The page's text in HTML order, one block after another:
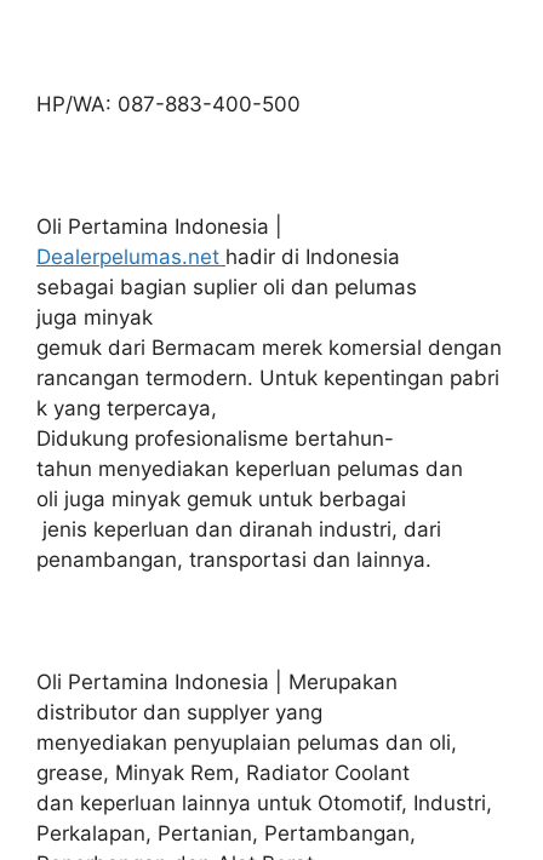
HP/WA: 087-883-400-500
Oli Pertamina Indonesia |
Dealerpelumas.net hadir di Indonesia
sebagai bagian suplier oli dan pelumas
juga minyak
gemuk dari Bermacam merek komersial dengan
rancangan termodern. Untuk kepentingan pabri
k yang terpercaya,
Didukung profesionalisme bertahun-
tahun menyediakan keperluan pelumas dan
oli juga minyak gemuk untuk berbagai
jenis keperluan dan diranah industri, dari
penambangan, transportasi dan lainnya.
Oli Pertamina Indonesia | Merupakan
distributor dan supplyer yang
menyediakan penyuplaian pelumas dan oli,
grease, Minyak Rem, Radiator Coolant
dan keperluan lainnya untuk Otomotif, Industri,
Perkalapan, Pertanian, Pertambangan,